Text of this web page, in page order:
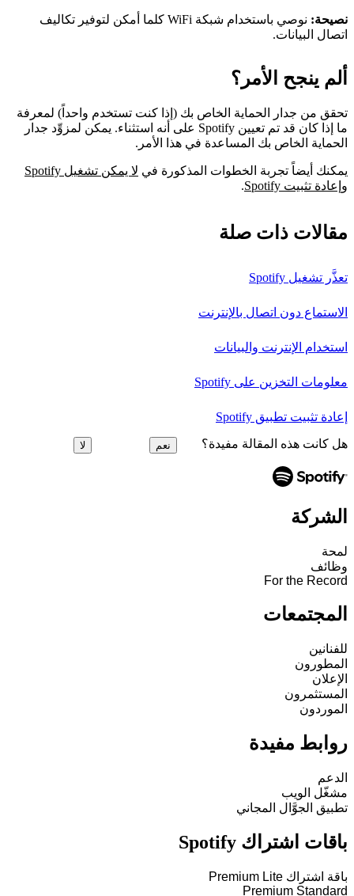
نصيحة:
نوصي باستخدام شبكة WiFi كلما أمكن لتوفير تكاليف
اتصال البيانات.
ألم ينجح الأمر؟
تحقق من جدار الحماية الخاص بك (إذا كنت تستخدم واحداً) لمعرفة
ما إذا كان قد تم تعيين Spotify على أنه استثناء. يمكن لمزوِّد جدار
الحماية الخاص بك المساعدة في هذا الأمر.
يمكنك أيضاً تجربة الخطوات المذكورة في لا يمكن تشغيل Spotify
و إعادة تثبيت Spotify .
مقالات ذات صلة
تعذَّر تشغيل Spotify
الاستماع دون اتصال بالإنترنت
استخدام الإنترنت والبيانات
معلومات التخزين على Spotify
إعادة تثبيت تطبيق Spotify
هل كانت هذه المقالة مفيدة؟ نعم لا
الشركة
لمحة
وظائف
For the Record
المجتمعات
للفنانين
المطورون
الإعلان
المستثمرون
الموردون
روابط مفيدة
الدعم
مشغّل الويب
تطبيق الجوَّال المجاني
باقات اشتراك Spotify
باقة اشتراك Premium Lite
Premium Standard